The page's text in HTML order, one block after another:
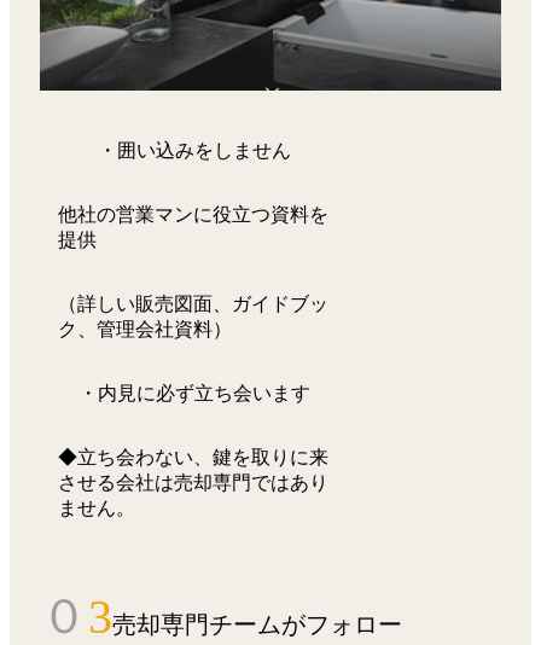
・囲い込みをしません
他社の営業マンに役立つ資料を
提供
（詳しい販売図面、ガイドブッ
ク、管理会社資料）
・内見に必ず立ち会います
◆立ち会わない、鍵を取りに来
させる会社は売却専門ではあり
ません。
０ 3売却専門チームがフォロー